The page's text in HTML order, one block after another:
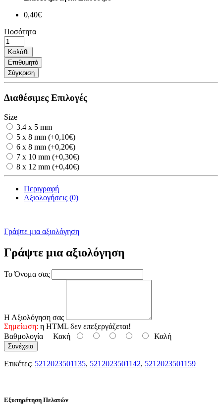
0,40€
Ποσότητα
Καλάθι
Επιθυμητό
Σύγκριση
Διαθέσιμες Επιλογές
Size
3.4 x 5 mm
5 x 8 mm (+0,10€)
6 x 8 mm (+0,20€)
7 x 10 mm (+0,30€)
8 x 12 mm (+0,40€)
Περιγραφή
Αξιολογήσεις (0)
Γράψτε μια αξιολόγηση
Γράψτε μια αξιολόγηση
Το Όνομα σας
Η Αξιολόγηση σας
Σημείωση: η HTML δεν επεξεργάζεται!
Βαθμολογία Κακή Καλή
Συνέχεια
Ετικέτες: 5212023501135, 5212023501142, 5212023501159
Εξυπηρέτηση Πελατών